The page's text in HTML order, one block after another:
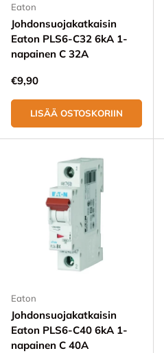
Eaton
Johdonsuojakatkaisin
Eaton PLS6-C32 6kA 1-
napainen C 32A
Normaali hinta
€9,90
LISÄÄ OSTOSKORIIN
Eaton
Johdonsuojakatkaisin
Eaton PLS6-C40 6kA 1-
napainen C 40A